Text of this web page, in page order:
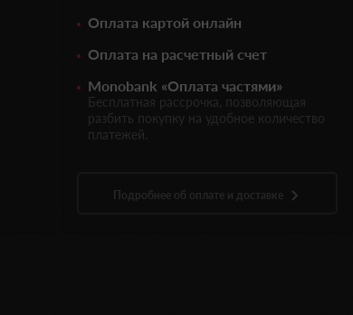
Оплата картой онлайн
Оплата на расчетный счет
Monobank «Оплата частями»
Бесплатная рассрочка, позволяющая
разбить покупку на удобное количество
платежей.
Подробнее об оплате и доставке